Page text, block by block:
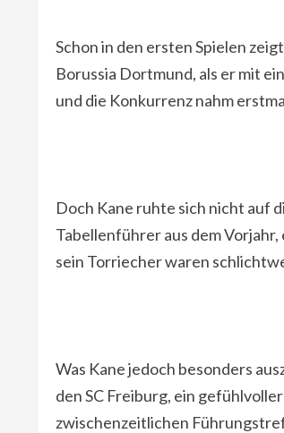
Schon in den ersten Spielen
Borussia Dortmund, als er mit
und die Konkurrenz nahm
Doch Kane ruhte sich nicht auf
Tabellenführer aus dem
sein Torriecher waren
Was Kane jedoch besonders
den SC Freiburg, ein
zwischenzeitlichen